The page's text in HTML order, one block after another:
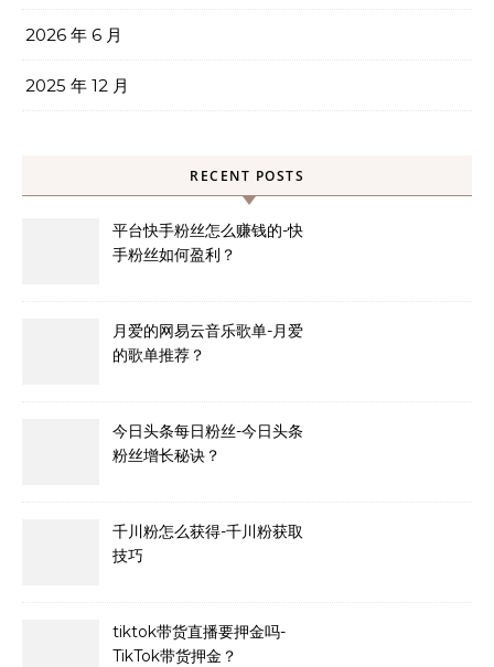
2026 年 6 月
2025 年 12 月
RECENT POSTS
平台快手粉丝怎么赚钱的-快
手粉丝如何盈利？
月爱的网易云音乐歌单-月爱
的歌单推荐？
今日头条每日粉丝-今日头条
粉丝增长秘诀？
千川粉怎么获得-千川粉获取
技巧
tiktok带货直播要押金吗-
TikTok带货押金？